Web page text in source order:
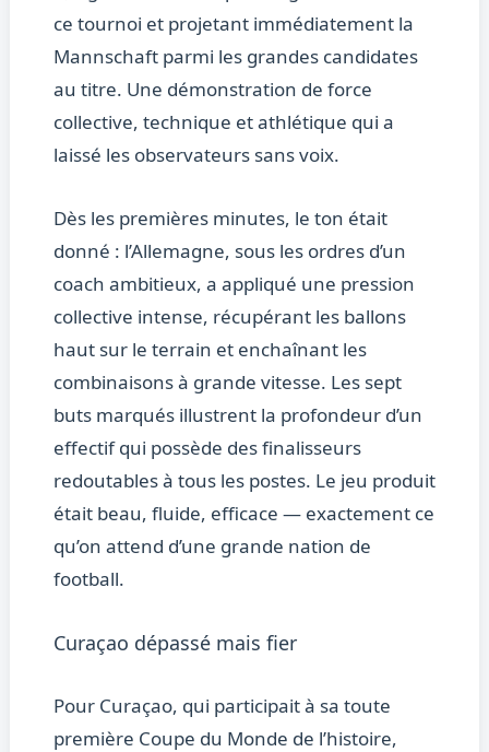
ce tournoi et projetant immédiatement la
Mannschaft parmi les grandes candidates
au titre. Une démonstration de force
collective, technique et athlétique qui a
laissé les observateurs sans voix.
Dès les premières minutes, le ton était
donné : l’Allemagne, sous les ordres d’un
coach ambitieux, a appliqué une pression
collective intense, récupérant les ballons
haut sur le terrain et enchaînant les
combinaisons à grande vitesse. Les sept
buts marqués illustrent la profondeur d’un
effectif qui possède des finalisseurs
redoutables à tous les postes. Le jeu produit
était beau, fluide, efficace — exactement ce
qu’on attend d’une grande nation de
football.
Curaçao dépassé mais fier
Pour Curaçao, qui participait à sa toute
première Coupe du Monde de l’histoire,